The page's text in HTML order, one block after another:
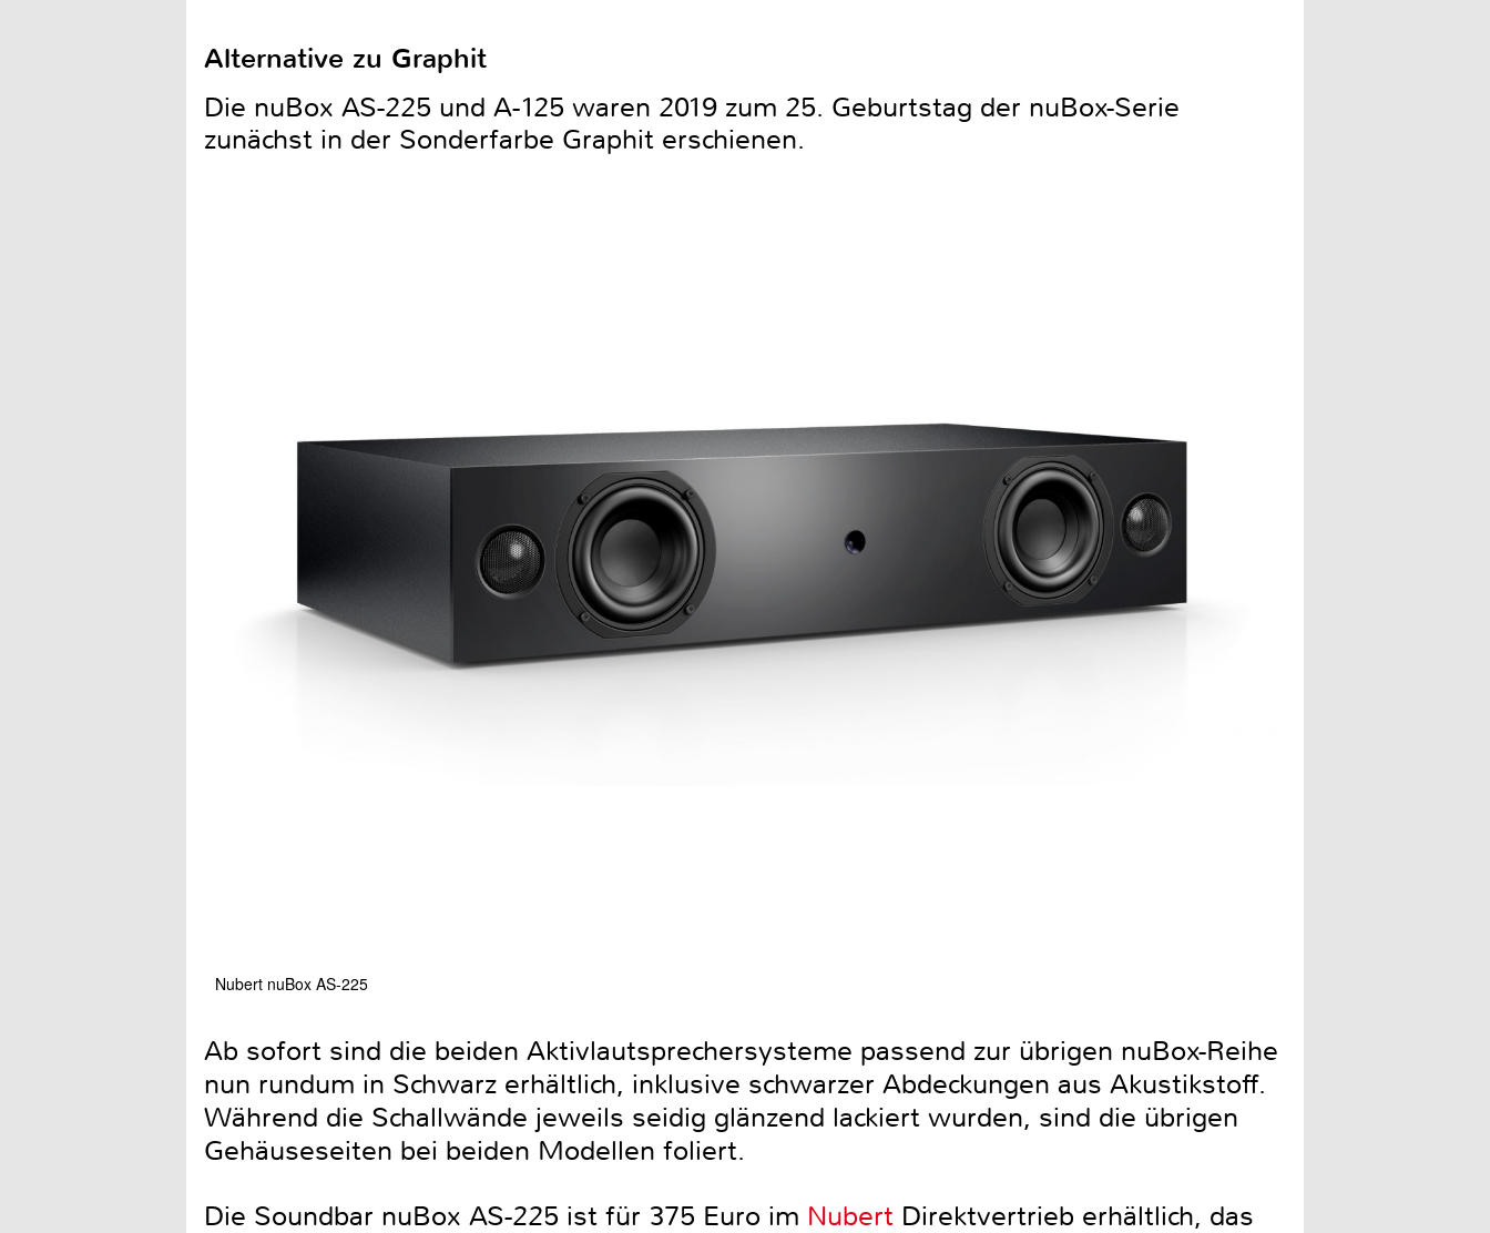
Alternative zu Graphit
Die nuBox AS-225 und A-125 waren 2019 zum 25. Geburtstag der nuBox-Serie
zunächst in der Sonderfarbe Graphit erschienen.
Nubert nuBox AS-225
Ab sofort sind die beiden Aktivlautsprechersysteme passend zur übrigen nuBox-Reihe
nun rundum in Schwarz erhältlich, inklusive schwarzer Abdeckungen aus Akustikstoff.
Während die Schallwände jeweils seidig glänzend lackiert wurden, sind die übrigen
Gehäuseseiten bei beiden Modellen foliert.
Die Soundbar nuBox AS-225 ist für 375 Euro im Nubert Direktvertrieb erhältlich, das